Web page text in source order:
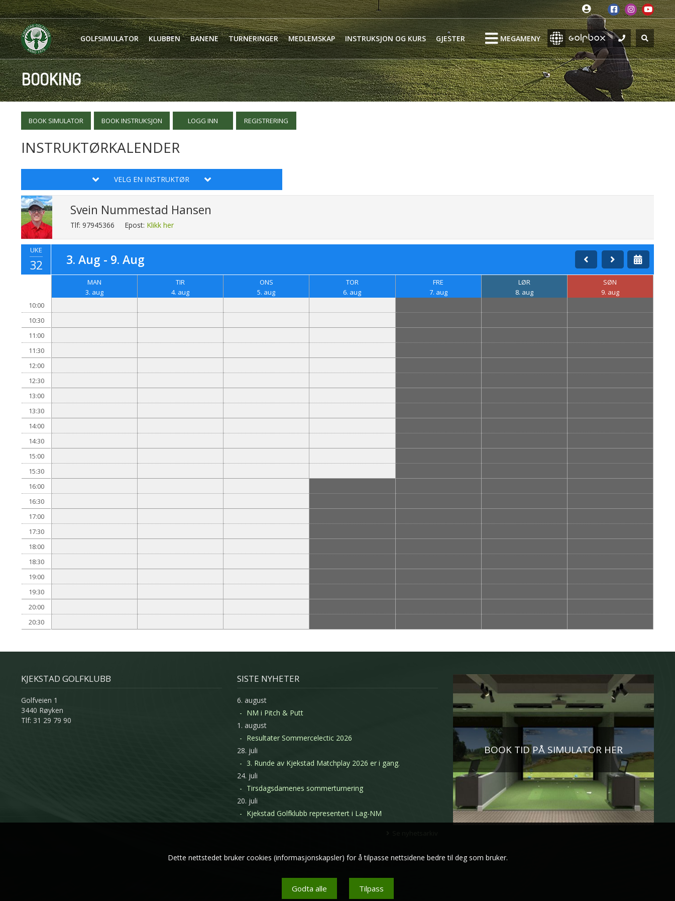
GOLFSIMULATOR KLUBBEN BANENE TURNERINGER MEDLEMSKAP INSTRUKSJON OG KURS GJESTER MEGAMENY
BOOKING
BOOK SIMULATOR BOOK INSTRUKSJON LOGG INN REGISTRERING
INSTRUKTØRKALENDER
VELG EN INSTRUKTØR
Svein Nummestad Hansen
Tlf: 97945366 Epost: Klikk her
UKE
32 3. Aug - 9. Aug
10:00
10:30
11:00
11:30
12:00
12:30
13:00
13:30
14:00
14:30
15:00
15:30
16:00
16:30
17:00
17:30
18:00
18:30
19:00
19:30
20:00
20:30
MAN
3. aug
TIR
4. aug
ONS
5. aug
TOR
6. aug
FRE
7. aug
LØR
8. aug
SØN
9. aug
KJEKSTAD GOLFKLUBB
Golfveien 1
3440 Røyken
Tlf: 31 29 79 90
SISTE NYHETER
6. august
NM i Pitch & Putt
1. august
Resultater Sommercelectic 2026
28. juli
3. Runde av Kjekstad Matchplay 2026 er i gang.
24. juli
Tirsdagsdamenes sommerturnering
20. juli
Kjekstad Golfklubb representert i Lag-NM
BOOK TID PÅ SIMULATOR HER
Dette nettstedet bruker cookies (informasjonskapsler) for å tilpasse nettsidene bedre til deg som bruker.
Godta alle Tilpass